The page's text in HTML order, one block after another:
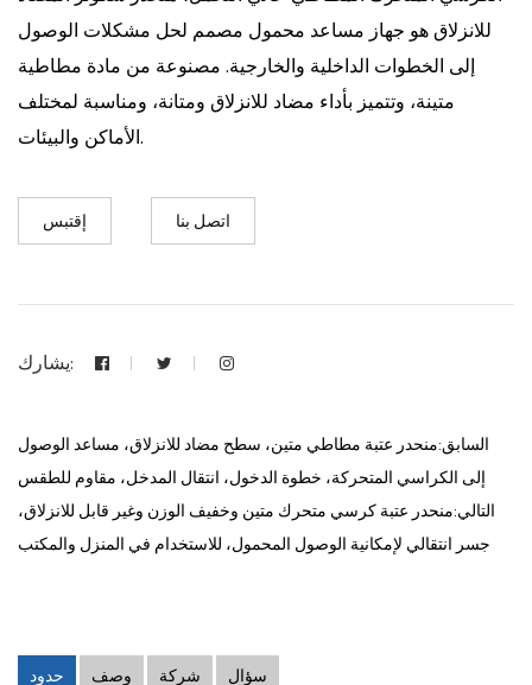
للانزلاق هو جهاز مساعد محمول مصمم لحل مشكلات الوصول
إلى الخطوات الداخلية والخارجية. مصنوعة من مادة مطاطية
متينة، وتتميز بأداء مضاد للانزلاق ومتانة، ومناسبة لمختلف
الأماكن والبيئات.
إقتبس اتصل بنا
يشارك:
السابق:منحدر عتبة مطاطي متين، سطح مضاد للانزلاق، مساعد الوصول
إلى الكراسي المتحركة، خطوة الدخول، انتقال المدخل، مقاوم للطقس
التالي:منحدر عتبة كرسي متحرك متين وخفيف الوزن وغير قابل للانزلاق،
جسر انتقالي لإمكانية الوصول المحمول، للاستخدام في المنزل والمكتب
حدود وصف شركة سؤال